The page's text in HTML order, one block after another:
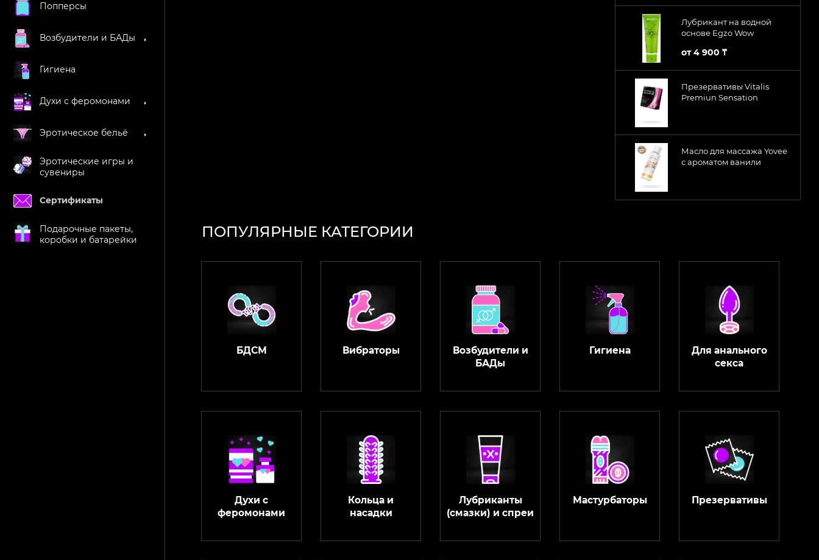
Попперсы
Возбудители и БАДы
Гигиена
Духи с феромонами
Эротическое бельё
Эротические игры и
сувениры
Сертификаты
Подарочные пакеты,
коробки и батарейки
Лубрикант на водной
основе Egzo Wow
от4 900 ₸
Презервативы Vitalis
Premiun Sensation
Масло для массажа Yovee
с ароматом ванили
ПОПУЛЯРНЫЕ КАТЕГОРИИ
БДСМ Вибраторы
Возбудители и
БАДы
Гигиена
Для анального
секса
Духи с
феромонами
Кольца и
насадки
Лубриканты
(смазки) и спреи
Мастурбаторы Презервативы